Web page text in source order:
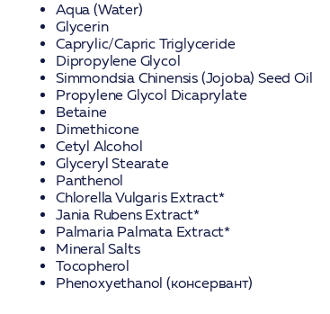
Aqua (Water)
Glycerin
Caprylic/Capric Triglyceride
Dipropylene Glycol
Simmondsia Chinensis (Jojoba) Seed Oil
Propylene Glycol Dicaprylate
Betaine
Dimethicone
Cetyl Alcohol
Glyceryl Stearate
Panthenol
Chlorella Vulgaris Extract*
Jania Rubens Extract*
Palmaria Palmata Extract*
Mineral Salts
Tocopherol
Phenoxyethanol (консервант)